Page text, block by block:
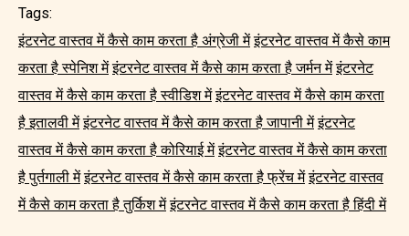
Tags:
इंटरनेट वास्तव में कैसे काम करता है अंग्रेजी में इंटरनेट वास्तव में कैसे काम
करता है स्पेनिश में इंटरनेट वास्तव में कैसे काम करता है जर्मन में इंटरनेट
वास्तव में कैसे काम करता है स्वीडिश में इंटरनेट वास्तव में कैसे काम करता
है इतालवी में इंटरनेट वास्तव में कैसे काम करता है जापानी में इंटरनेट
वास्तव में कैसे काम करता है कोरियाई में इंटरनेट वास्तव में कैसे काम करता
है पुर्तगाली में इंटरनेट वास्तव में कैसे काम करता है फ्रेंच में इंटरनेट वास्तव
में कैसे काम करता है तुर्किश में इंटरनेट वास्तव में कैसे काम करता है हिंदी में